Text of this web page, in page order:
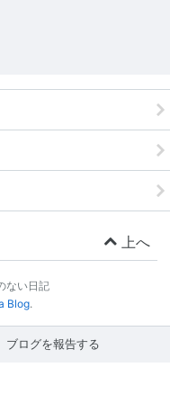
上へ
ない日記
Blog.
ブログを報告する